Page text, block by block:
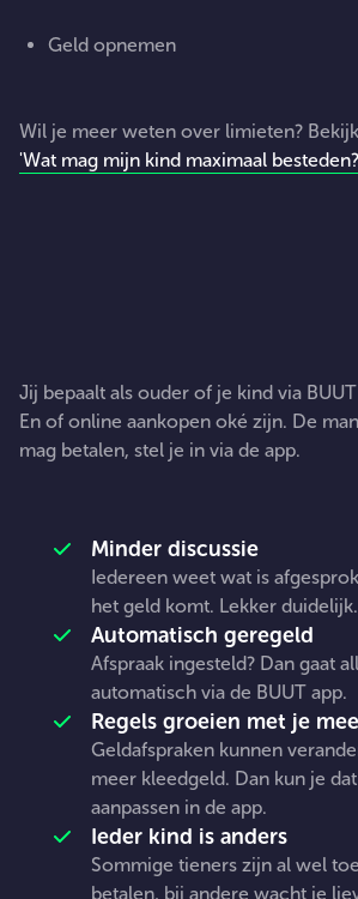
Geld opnemen
Wil je meer weten over limieten?
'Wat mag mijn kind maximaal
Jij bepaalt als ouder of je kind via
En of online aankopen oké zijn. De
mag betalen, stel je in via de app.
Minder discussie
Iedereen weet wat is
het geld komt. Lekker duidelijk.
Automatisch geregeld
Afspraak ingesteld? Dan gaat
automatisch via de BUUT app.
Regels groeien met je mee
Geldafspraken kunnen
meer kleedgeld. Dan kun je
aanpassen in de app.
Ieder kind is anders
Sommige tieners zijn al wel
betalen, bij andere wacht je